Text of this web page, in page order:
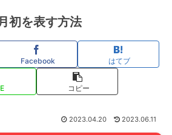
初を表す方法
Facebook はてブ
コピー
2023.04.20 2023.06.11